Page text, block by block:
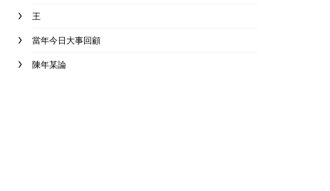
王
當年今日大事回顧
陳年某論